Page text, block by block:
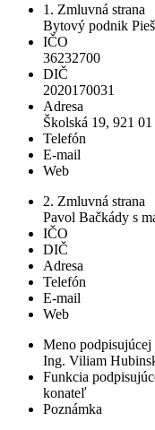
1. Zmluvná strana
Bytový podnik
IČO
36232700
DIČ
2020170031
Adresa
Školská 19, 921
Telefón
E-mail
Web
2. Zmluvná strana
Pavol Bačkády s
IČO
DIČ
Adresa
Telefón
E-mail
Web
Meno podpisujúcej
Ing. Viliam
Funkcia
konateľ
Poznámka